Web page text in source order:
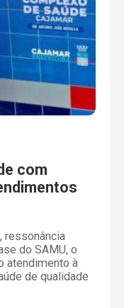
com
ressonância
do SAMU, o
atendimento à
de qualidade